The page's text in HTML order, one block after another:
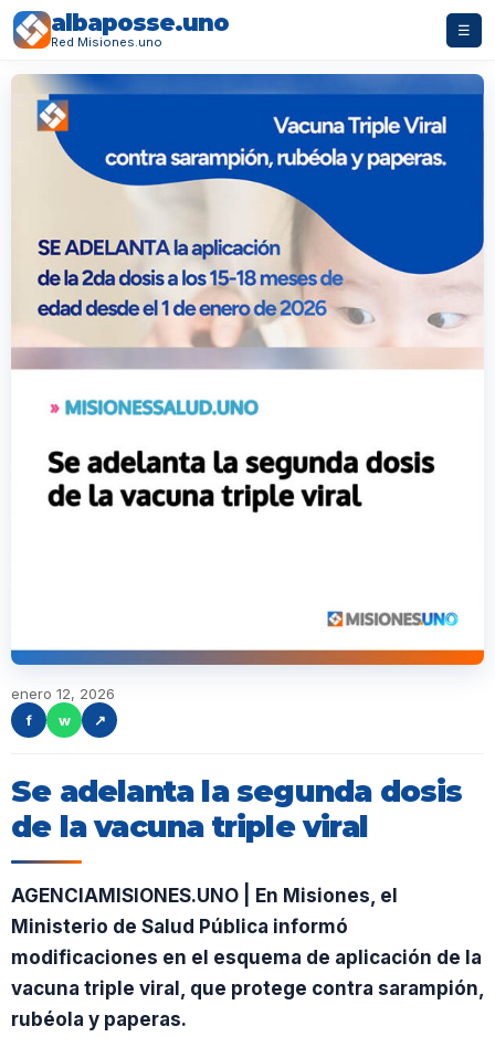
albaposse.uno
Red Misiones.uno
☰
enero 12, 2026
f
w ↗
Se adelanta la segunda dosis
de la vacuna triple viral
AGENCIAMISIONES.UNO | En Misiones, el
Ministerio de Salud Pública informó
modificaciones en el esquema de aplicación de la
vacuna triple viral, que protege contra sarampión,
rubéola y paperas.